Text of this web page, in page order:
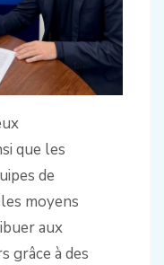
que les
de
moyens
aux
grâce à des